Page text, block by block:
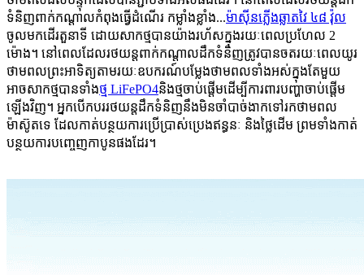
ទំនិញពាក់កណ្តាលកំពុងធ្វើដំណើរ កម្លាំងខ្លាំង...ម៉ាស៊ីនភ្លើងឆ្លាតវៃ ៤៨ វ៉ុល
ចូលមកដើរតួនាទី ដោយសាកថ្មបានយ៉ាងរហ័សក្នុងរយៈពេលប្រហែល 2
ម៉ោង។ នៅពេលដែលរថយន្តពាក់កណ្តាលដឹកទំនិញត្រូវបានចតរយៈពេលយូរ
ថាមពលព្រះអាទិត្យតាមរយៈឧបករណ៍បម្លែងថាមពលទាំងអស់ក្នុងតែមួយ
អាចសាកថ្មបានទាំងថ្ម LiFePO4និងថ្មចាប់ផ្តើមដើម្បីការពារបញ្ហាចាប់ផ្តើម
ឡើងវិញ។ អ្នកបើកបររថយន្តដឹកទំនិញនឹងមិនចាំបាច់ងាកទៅរកថាមពល
ម៉ាស៊ូតទេ ដែលកាត់បន្ថយការប្រើប្រាស់ប្រេងឥន្ធនៈ និងថ្លៃដើម ព្រមទាំងកាត់
បន្ថយការបញ្ចេញកាបូនផងដែរ។